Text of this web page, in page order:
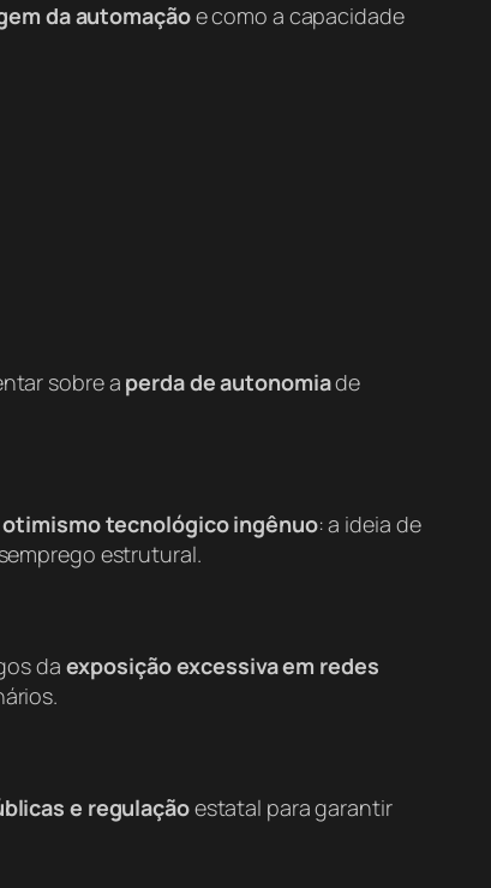
da automaçãoe como a capacidade
sobre a perda de autonomiade
otimismo tecnológico ingênuo: a ideia de
estrutural.
da exposição excessiva em redes
e regulaçãoestatal para garantir